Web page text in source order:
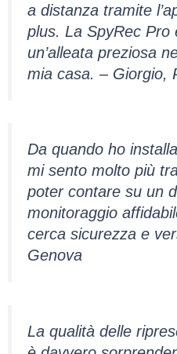
a distanza tramite
plus. La SpyRec Pro
un’alleata preziosa
mia casa. – Giorgio,
Da quando ho
mi sento molto più
poter contare su un
monitoraggio
cerca sicurezza e
Genova
La qualità delle